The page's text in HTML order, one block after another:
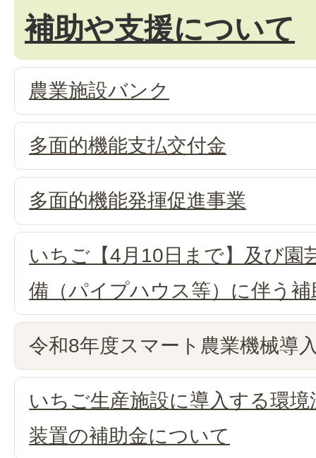
補助や支援について
農業施設バンク
多面的機能支払交付金
多面的機能発揮促進事業
いちご【4月10日まで】及び園
備（パイプハウス等）に伴う補
令和8年度スマート農業機械導
いちご生産施設に導入する環
装置の補助金について